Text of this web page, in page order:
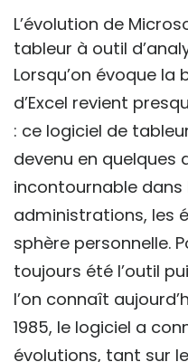
L’évolution de
tableur à outil
Lorsqu’on évoque
d’Excel revient
: ce logiciel de
devenu en quelques
incontournable dans
administrations, les
sphère personnelle.
toujours été l’outil
l’on connaît
1985, le logiciel a
évolutions, tant sur